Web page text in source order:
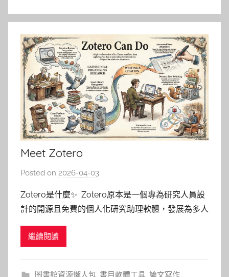
Meet Zotero
Posted on 2026-04-03
湯
春
Zotero是什麼✨ Zotero原本是一個專為研究人員設
計的開源且免費的個人化研究助理軟體，發展為多人
團隊協作的書目管理工具，旨在簡化文獻處理的繁瑣
流程。該平台具備高度自動化功能，使用者只需點擊
繼續閱讀
圖書館資源懶人包, 書目軟體工具, 論文寫作